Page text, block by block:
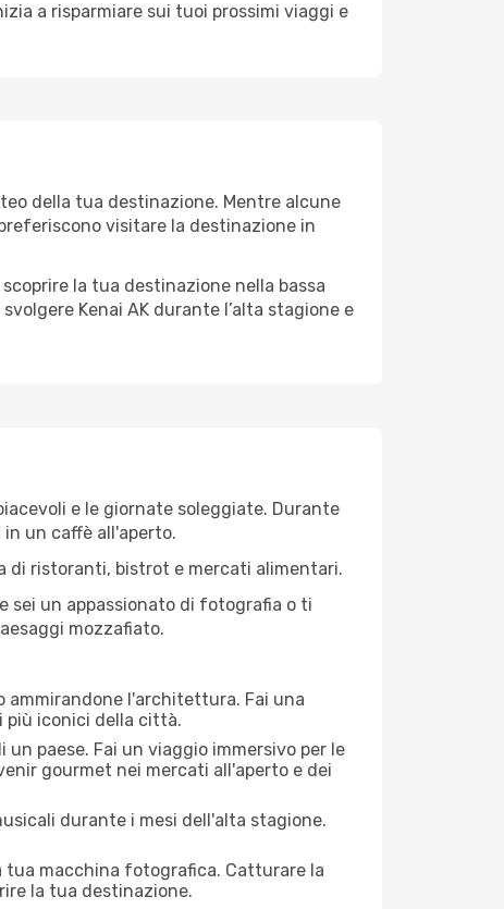
a risparmiare sui tuoi prossimi viaggi e
della tua destinazione. Mentre alcune
visitare la destinazione in
la tua destinazione nella bassa
Kenai AK durante l’alta stagione e
e le giornate soleggiate. Durante
un caffè all'aperto.
di ristoranti, bistrot e mercati alimentari.
sei un appassionato di fotografia o ti
mozzafiato.
l'architettura. Fai una
più iconici della città.
paese. Fai un viaggio immersivo per le
gourmet nei mercati all'aperto e dei
durante i mesi dell'alta stagione.
tua macchina fotografica. Catturare la
la tua destinazione.